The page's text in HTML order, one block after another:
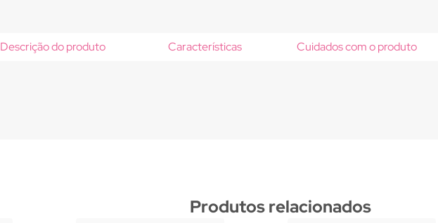
Descrição do produto Características Cuidados com o produto
Produtos relacionados